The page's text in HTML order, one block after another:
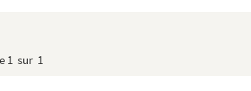
1 sur 1